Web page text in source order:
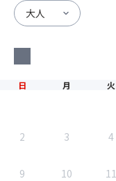
■ヒルトン福岡シー
【朝食】和洋ブッフェ
■フェニックス・シ
【朝食】ビュッフェ
日 月 火
2 3 4
9 10 11